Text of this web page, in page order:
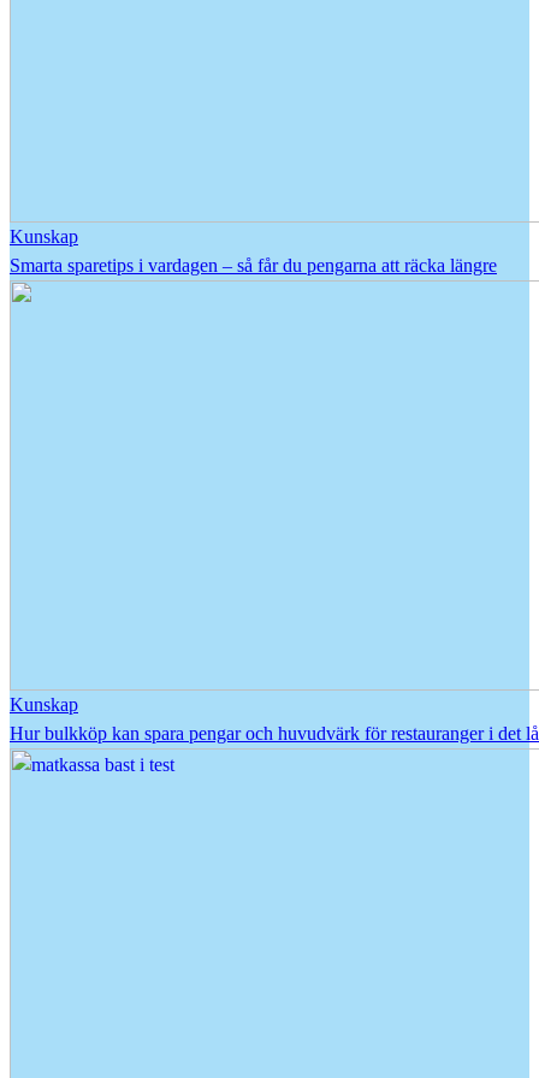
Kunskap
Smarta sparetips i vardagen – så får du pengarna att räcka längre
Kunskap
Hur bulkköp kan spara pengar och huvudvärk för restauranger i det